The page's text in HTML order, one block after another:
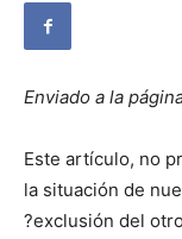
Enviado a la
Este artículo, no
la situación de
?exclusión del